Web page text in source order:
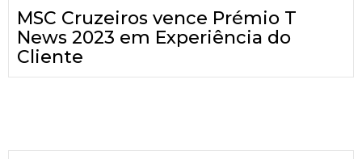
MSC Cruzeiros vence Prémio T
News 2023 em Experiência do
Cliente